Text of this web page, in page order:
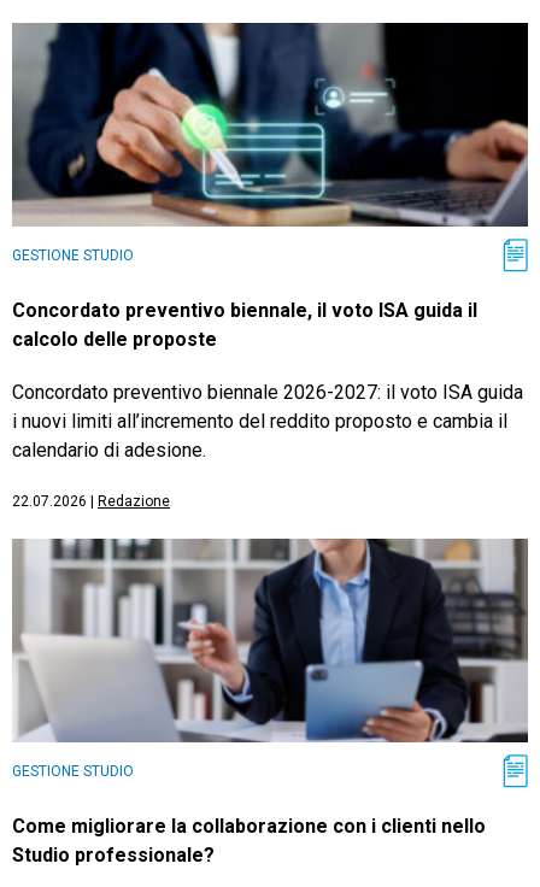
GESTIONE STUDIO
Concordato preventivo biennale, il voto ISA guida il
calcolo delle proposte
Concordato preventivo biennale 2026-2027: il voto ISA guida
i nuovi limiti all’incremento del reddito proposto e cambia il
calendario di adesione.
22.07.2026 Redazione
GESTIONE STUDIO
Come migliorare la collaborazione con i clienti nello
Studio professionale?